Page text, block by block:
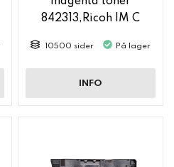
842313,Ricoh IM C
10500 sider På lager
INFO